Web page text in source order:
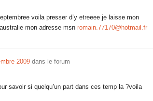
voila presser d’y etreeee je laisse mon
mon adresse msn romain.77170@hotmail.fr
2009 dans le forum
savoir si quelqu’un part dans ces temp la ?voila